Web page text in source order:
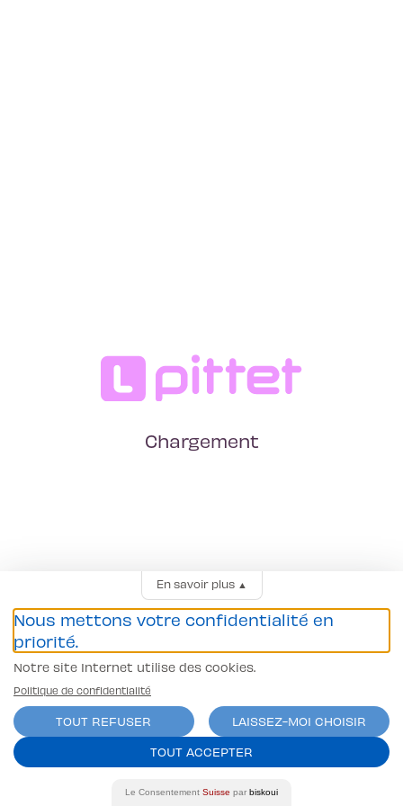
Chargement
En savoir plus▲
Nous mettons votre confidentialité en
priorité.
Notre site Internet utilise des cookies.
Politique de confidentialité
TOUT REFUSER
LAISSEZ-MOI CHOISIR
TOUT ACCEPTER
Le Consentement Suisse par biskoui